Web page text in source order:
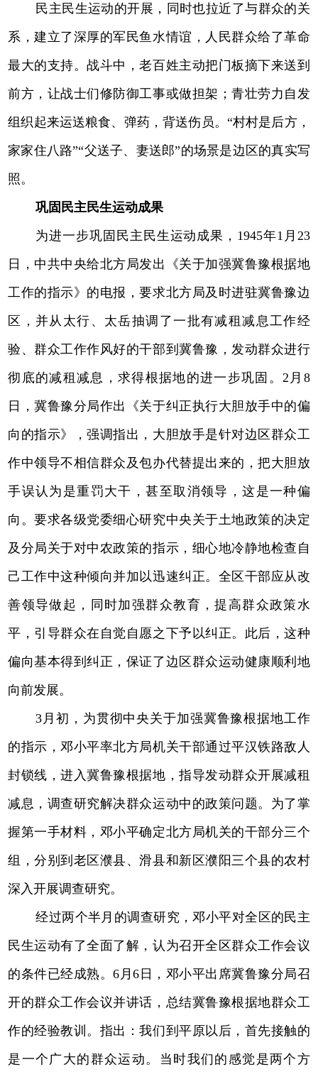
民主民生运动的开展，同时也拉近了与群众的关
系，建立了深厚的军民鱼水情谊，人民群众给了革命
最大的支持。战斗中，老百姓主动把门板摘下来送到
前方，让战士们修防御工事或做担架；青壮劳力自发
组织起来运送粮食、弹药，背送伤员。“村村是后方，
家家住八路”“父送子、妻送郎”的场景是边区的真实写
照。
巩固民主民生运动成果
为进一步巩固民主民生运动成果，1945年1月23
日，中共中央给北方局发出《关于加强冀鲁豫根据地
工作的指示》的电报，要求北方局及时进驻冀鲁豫边
区，并从太行、太岳抽调了一批有减租减息工作经
验、群众工作作风好的干部到冀鲁豫，发动群众进行
彻底的减租减息，求得根据地的进一步巩固。2月8
日，冀鲁豫分局作出《关于纠正执行大胆放手中的偏
向的指示》，强调指出，大胆放手是针对边区群众工
作中领导不相信群众及包办代替提出来的，把大胆放
手误认为是重罚大干，甚至取消领导，这是一种偏
向。要求各级党委细心研究中央关于土地政策的决定
及分局关于对中农政策的指示，细心地冷静地检查自
己工作中这种倾向并加以迅速纠正。全区干部应从改
善领导做起，同时加强群众教育，提高群众政策水
平，引导群众在自觉自愿之下予以纠正。此后，这种
偏向基本得到纠正，保证了边区群众运动健康顺利地
向前发展。
3月初，为贯彻中央关于加强冀鲁豫根据地工作
的指示，邓小平率北方局机关干部通过平汉铁路敌人
封锁线，进入冀鲁豫根据地，指导发动群众开展减租
减息，调查研究解决群众运动中的政策问题。为了掌
握第一手材料，邓小平确定北方局机关的干部分三个
组，分别到老区濮县、滑县和新区濮阳三个县的农村
深入开展调查研究。
经过两个半月的调查研究，邓小平对全区的民主
民生运动有了全面了解，认为召开全区群众工作会议
的条件已经成熟。6月6日，邓小平出席冀鲁豫分局召
开的群众工作会议并讲话，总结冀鲁豫根据地群众工
作的经验教训。指出：我们到平原以后，首先接触的
是一个广大的群众运动。当时我们的感觉是两个方